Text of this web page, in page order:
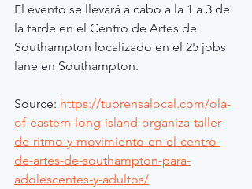
El evento se llevará a cabo a la 1 a 3 de
la tarde en el Centro de Artes de
Southampton localizado en el 25 jobs
lane en Southampton.
Source: https://tuprensalocal.com/ola-
of-eastern-long-island-organiza-taller-
de-ritmo-y-movimiento-en-el-centro-
de-artes-de-southampton-para-
adolescentes-y-adultos/